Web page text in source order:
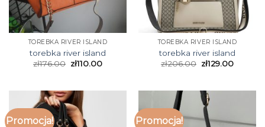
TOREBKA RIVER ISLAND
torebka river island
zł176.00 zł110.00
TOREBKA RIVER ISLAND
torebka river island
zł206.00 zł129.00
Promocja! Promocja!